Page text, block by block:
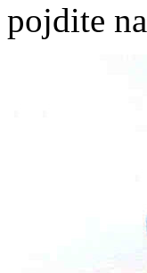
pojdite na